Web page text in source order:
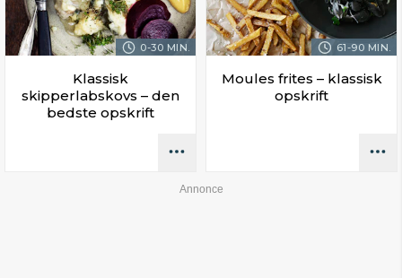
0-30 MIN.
Klassisk
skipperlabskovs – den
bedste opskrift
61-90 MIN.
Moules frites – klassisk
opskrift